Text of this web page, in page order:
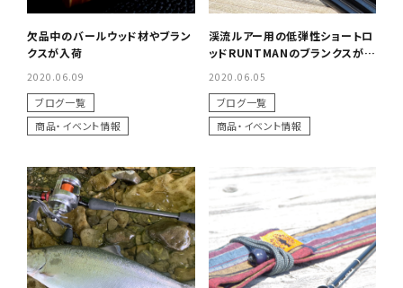
欠品中のバールウッド材やブラン
クスが入荷
2020.06.09
ブログ一覧
商品・イベント情報
渓流ルアー用の低弾性ショートロ
ッドRUNTMANのブランクスが入
荷
2020.06.05
ブログ一覧
商品・イベント情報